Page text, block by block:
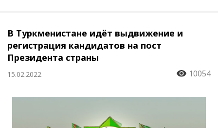
В Туркменистане идёт выдвижение и
регистрация кандидатов на пост
Президента страны
15.02.2022 10054